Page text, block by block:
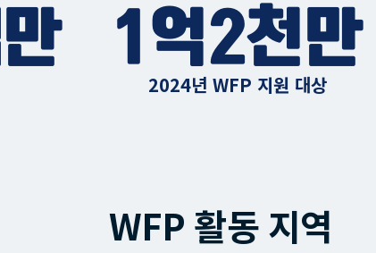
1억2천만
2024년 WFP 지원 대상
WFP 활동 지역